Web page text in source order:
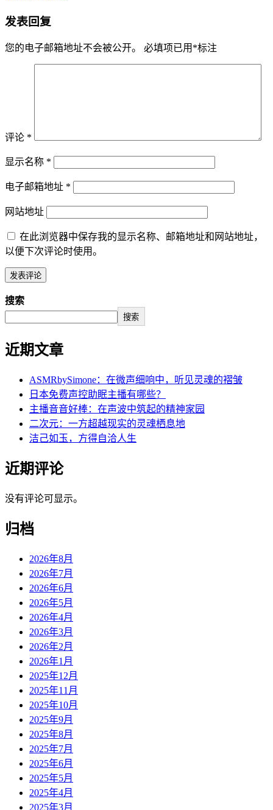
发表回复
您的电子邮箱地址不会被公开。 必填项已用 *标注
评论 *
显示名称 *
电子邮箱地址 *
网站地址
在此浏览器中保存我的显示名称、邮箱地址和网站地址，
以便下次评论时使用。
搜索
搜索
近期文章
ASMRbySimone：在微声细响中，听见灵魂的褶皱
日本免费声控助眠主播有哪些？
主播音音好棒：在声波中筑起的精神家园
二次元：一方超越现实的灵魂栖息地
洁己如玉，方得自洽人生
近期评论
没有评论可显示。
归档
2026年8月
2026年7月
2026年6月
2026年5月
2026年4月
2026年3月
2026年2月
2026年1月
2025年12月
2025年11月
2025年10月
2025年9月
2025年8月
2025年7月
2025年6月
2025年5月
2025年4月
2025年3月